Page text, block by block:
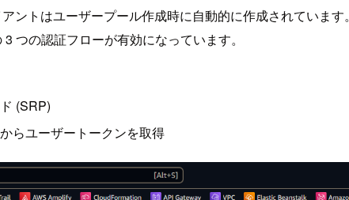
ントはユーザープール作成時に自動的に作成されています。
つの認証フローが有効になっています。
(SRP)
らユーザートークンを取得